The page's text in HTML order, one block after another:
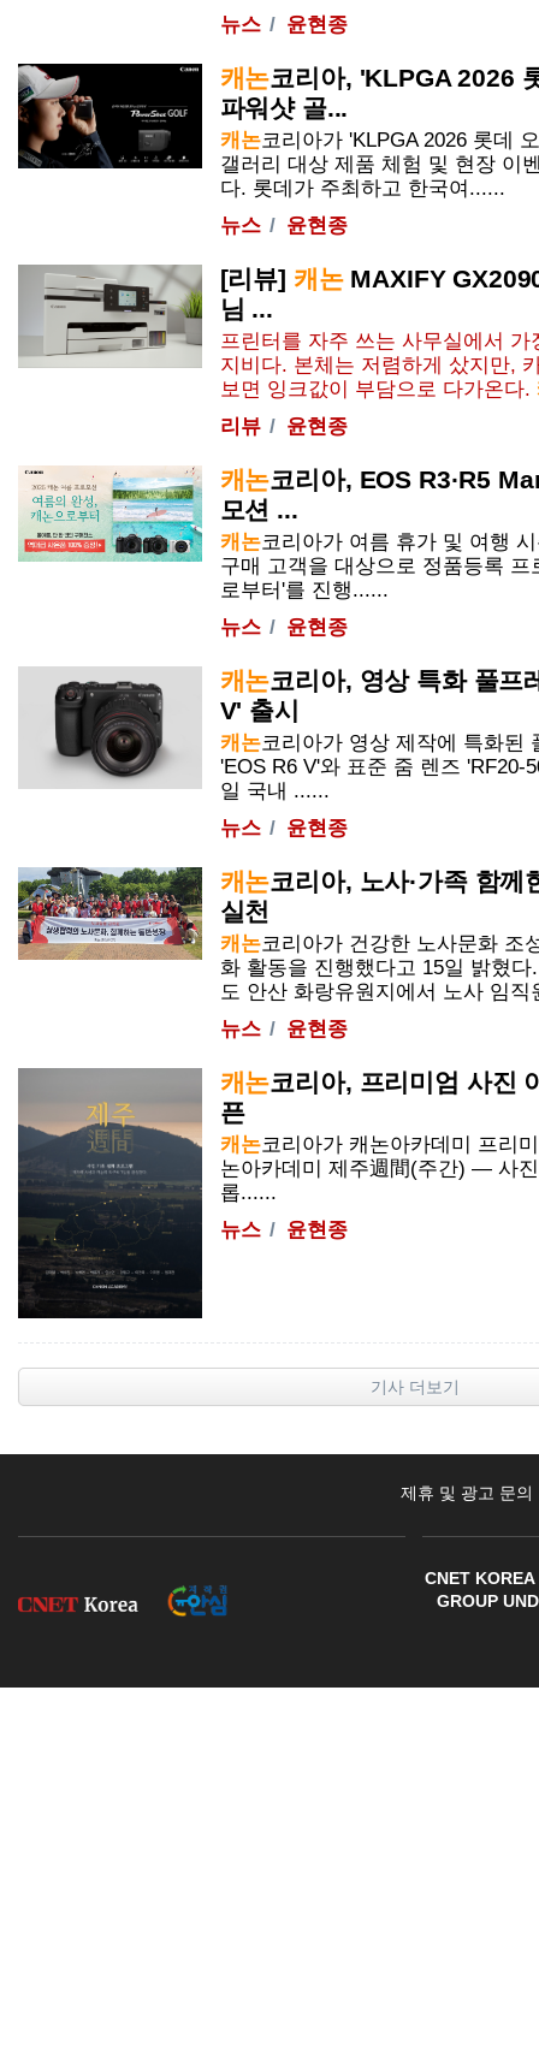
뉴스
윤현종
캐논코리아, 'KLPGA 2026
파워샷 골...
캐논코리아가 'KLPGA 2026 롯데
갤러리 대상 제품 체험 및 현장 이
다. 롯데가 주최하고 한국여......
뉴스
윤현종
[리뷰] 캐논MAXIFY
님 ...
프린터를 자주 쓰는 사무실에서
지비다. 본체는 저렴하게 샀지만,
보면 잉크값이 부담으로 다가온다.
리뷰
윤현종
캐논코리아, EOS R3·R5
모션 ...
캐논코리아가 여름 휴가 및 여행
구매 고객을 대상으로 정품등록
로부터'를 진행......
뉴스
윤현종
캐논코리아, 영상 특화 풀프
V' 출시
캐논코리아가 영상 제작에 특화된
'EOS R6 V'와 표준 줌 렌즈 'RF20-
일 국내 ......
뉴스
윤현종
캐논코리아, 노사·가족 함께
실천
캐논코리아가 건강한 노사문화 조
화 활동을 진행했다고 15일 밝혔
도 안산 화랑유원지에서 노사 임직
뉴스
윤현종
캐논코리아, 프리미엄 사진
픈
캐논코리아가 캐논아카데미 프리
논아카데미 제주週間(주간) — 사
롭......
뉴스
윤현종
기사 더보기
제휴 및 광고 문의
CNET
GROUP